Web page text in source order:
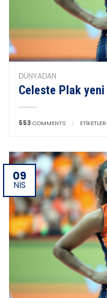
DÜNYADAN
Celeste Plak yeni
553 COMMENTS | ETIKETLER:
09
NIS